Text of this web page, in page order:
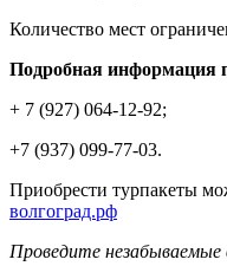
Количество мест
Подробная информация
+ 7 (927) 064-12-92;
+7 (937) 099-77-03.
Приобрести турпакеты
волгоград.рф
Проведите